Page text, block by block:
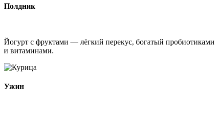
Полдник
Йогурт с фруктами — лёгкий перекус, богатый пробиотиками
и витаминами.
Ужин